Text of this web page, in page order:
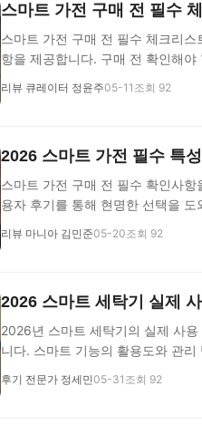
스마트 가전 구매 전 필수
스마트 가전 구매 전 필수 체크리
항을 제공합니다. 구매 전 확인해야
리뷰 큐레이터 정윤주05-11 조회 92
2026 스마트 가전 필수 특
스마트 가전 구매 전 필수 확인사
용자 후기를 통해 현명한 선택을 도
리뷰 마니아 김민준05-20조회 92
2026 스마트 세탁기 실제
2026년 스마트 세탁기의 실제 사
니다. 스마트 기능의 활용도와 관리
후기 전문가 정세민05-31 조회 92